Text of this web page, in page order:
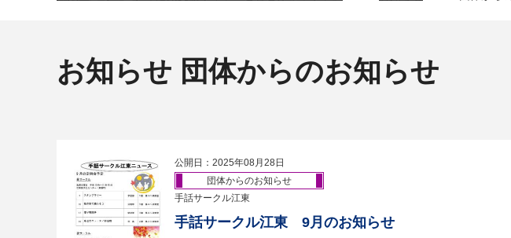
お知らせ 団体からのお知らせ
公開日：2025年08月28日
団体からのお知らせ
手話サークル江東
手話サークル江東 9月のお知らせ